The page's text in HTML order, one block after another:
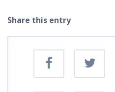
Share this entry